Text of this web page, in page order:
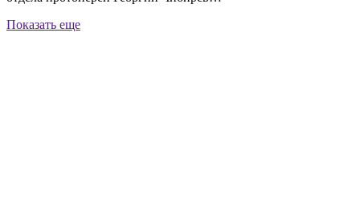
Показать еще